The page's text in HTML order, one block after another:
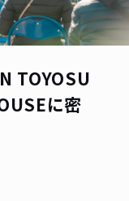
TOYOSU
に密